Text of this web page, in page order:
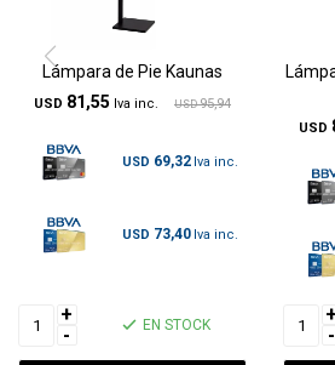
Lámpara de Pie Kaunas
USD 81,55 USD 95,94
USD 69,32
USD 73,40
+
-
EN STOCK
USD
+
-